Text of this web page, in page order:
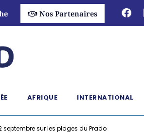
Nos Partenaires
AFRIQUE INTERNATIONAL
septembre sur les plages du Prado